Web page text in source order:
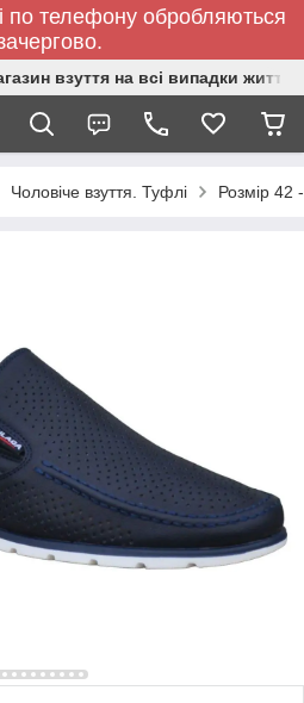
по телефону обробляються
взуття на всі випадки життя.
Чоловіче взуття. Туфлі Розмір 42